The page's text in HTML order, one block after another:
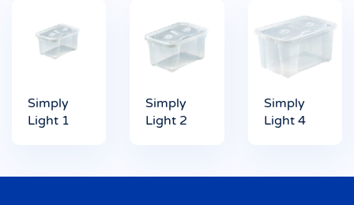
Simply
Light 1
Simply
Light 2
Simply
Light 4